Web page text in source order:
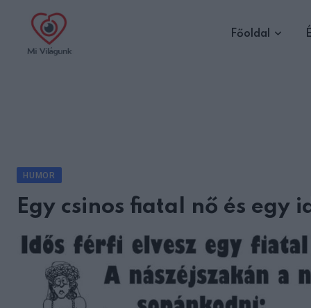
content
Főoldal
HUMOR
Egy csinos fiatal nő és egy